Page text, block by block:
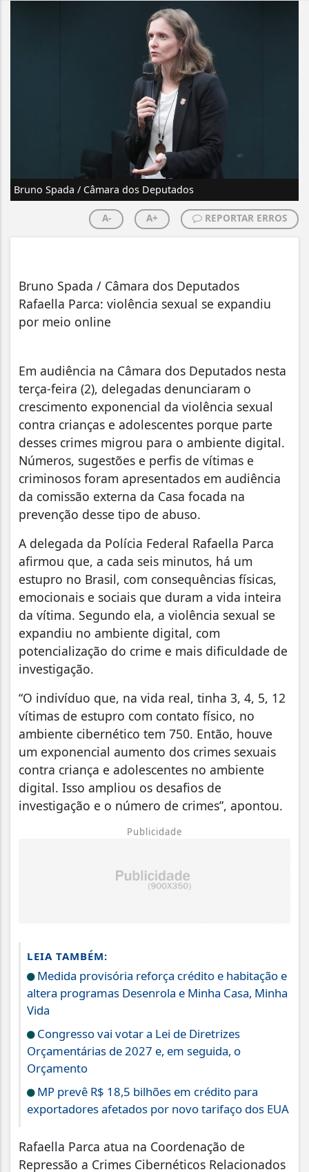
Bruno Spada / Câmara dos Deputados
A- A+ REPORTAR ERROS
Bruno Spada / Câmara dos Deputados
Rafaella Parca: violência sexual se expandiu
por meio online
Em audiência na Câmara dos Deputados nesta
terça-feira (2), delegadas denunciaram o
crescimento exponencial da violência sexual
contra crianças e adolescentes porque parte
desses crimes migrou para o ambiente digital.
Números, sugestões e perfis de vítimas e
criminosos foram apresentados em audiência
da comissão externa da Casa focada na
prevenção desse tipo de abuso.
A delegada da Polícia Federal Rafaella Parca
afirmou que, a cada seis minutos, há um
estupro no Brasil, com consequências físicas,
emocionais e sociais que duram a vida inteira
da vítima. Segundo ela, a violência sexual se
expandiu no ambiente digital, com
potencialização do crime e mais dificuldade de
investigação.
“O indivíduo que, na vida real, tinha 3, 4, 5, 12
vítimas de estupro com contato físico, no
ambiente cibernético tem 750. Então, houve
um exponencial aumento dos crimes sexuais
contra criança e adolescentes no ambiente
digital. Isso ampliou os desafios de
investigação e o número de crimes”, apontou.
Publicidade
LEIA TAMBÉM:
Medida provisória reforça crédito e habitação e
altera programas Desenrola e Minha Casa, Minha
Vida
Congresso vai votar a Lei de Diretrizes
Orçamentárias de 2027 e, em seguida, o
Orçamento
MP prevê R$ 18,5 bilhões em crédito para
exportadores afetados por novo tarifaço dos EUA
Rafaella Parca atua na Coordenação de
Repressão a Crimes Cibernéticos Relacionados